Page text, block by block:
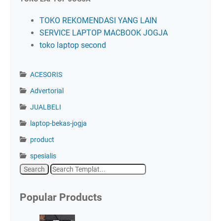
TOKO REKOMENDASI YANG LAIN
SERVICE LAPTOP MACBOOK JOGJA
toko laptop second
ACESORIS
Advertorial
JUALBELI
laptop-bekas-jogja
product
spesialis
Popular Products